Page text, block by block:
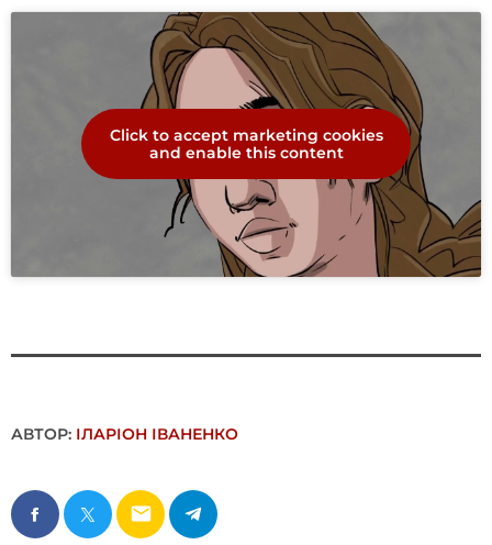
Click to accept marketing cookies
and enable this content
АВТОР: ІЛАРІОН ІВАНЕНКО
email